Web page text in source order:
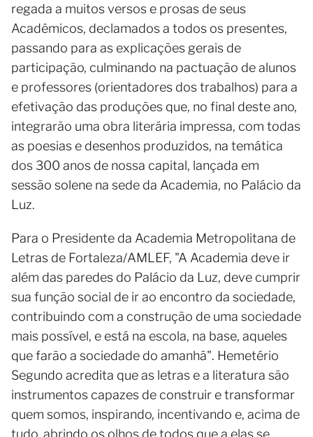
regada a muitos versos e prosas de seus
Acadêmicos, declamados a todos os presentes,
passando para as explicações gerais de
participação, culminando na pactuação de alunos
e professores (orientadores dos trabalhos) para a
efetivação das produções que, no final deste ano,
integrarão uma obra literária impressa, com todas
as poesias e desenhos produzidos, na temática
dos 300 anos de nossa capital, lançada em
sessão solene na sede da Academia, no Palácio da
Luz.
Para o Presidente da Academia Metropolitana de
Letras de Fortaleza/AMLEF, "A Academia deve ir
além das paredes do Palácio da Luz, deve cumprir
sua função social de ir ao encontro da sociedade,
contribuindo com a construção de uma sociedade
mais possível, e está na escola, na base, aqueles
que farão a sociedade do amanhã". Hemetério
Segundo acredita que as letras e a literatura são
instrumentos capazes de construir e transformar
quem somos, inspirando, incentivando e, acima de
tudo, abrindo os olhos de todos que a elas se